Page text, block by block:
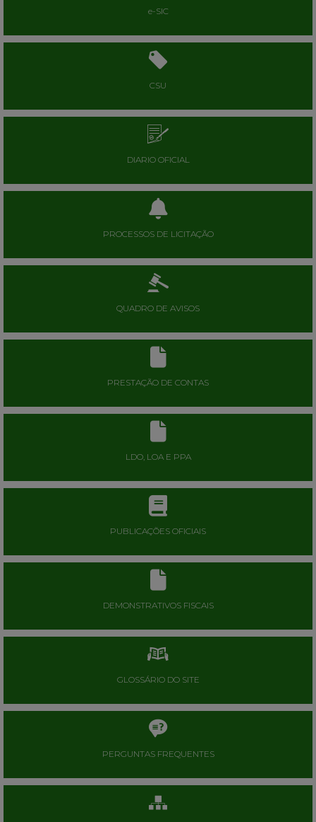
e-SIC
CSU
DIARIO OFICIAL
PROCESSOS DE LICITAÇÃO
QUADRO DE AVISOS
PRESTAÇÃO DE CONTAS
LDO, LOA E PPA
PUBLICAÇÕES OFICIAIS
DEMONSTRATIVOS FISCAIS
GLOSSÁRIO DO SITE
PERGUNTAS FREQUENTES